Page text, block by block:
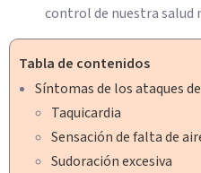
control de nuestra salud
Tabla de contenidos
Síntomas de los ataques
Taquicardia
Sensación de falta de
Sudoración excesiva